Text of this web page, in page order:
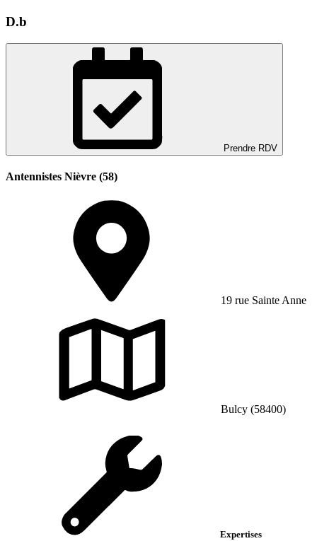
D.b
Prendre RDV
Antennistes Nièvre (58)
19 rue Sainte Anne
Bulcy (58400)
Expertises